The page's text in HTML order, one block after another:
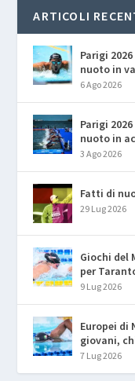
ARTICOLI
Parigi
nuoto in
6 Ago 2026
Parigi
nuoto in
3 Ago 2026
Fatti di
29 Lug 2026
Giochi del
per
9 Lug 2026
Europei di
giovani,
7 Lug 2026